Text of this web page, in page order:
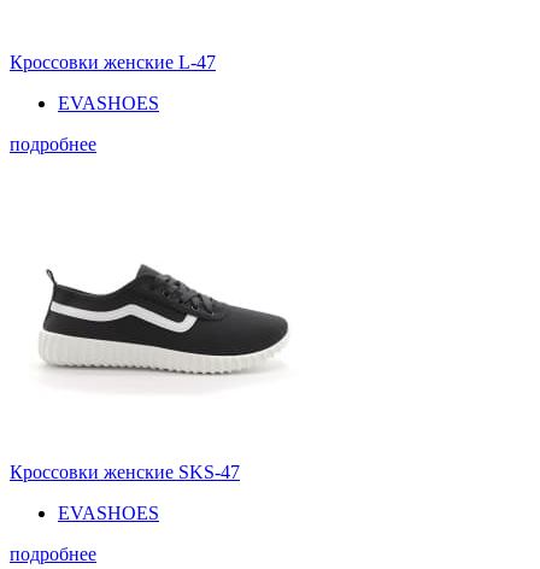
Кроссовки женские L-47
EVASHOES
подробнее
Кроссовки женские SKS-47
EVASHOES
подробнее